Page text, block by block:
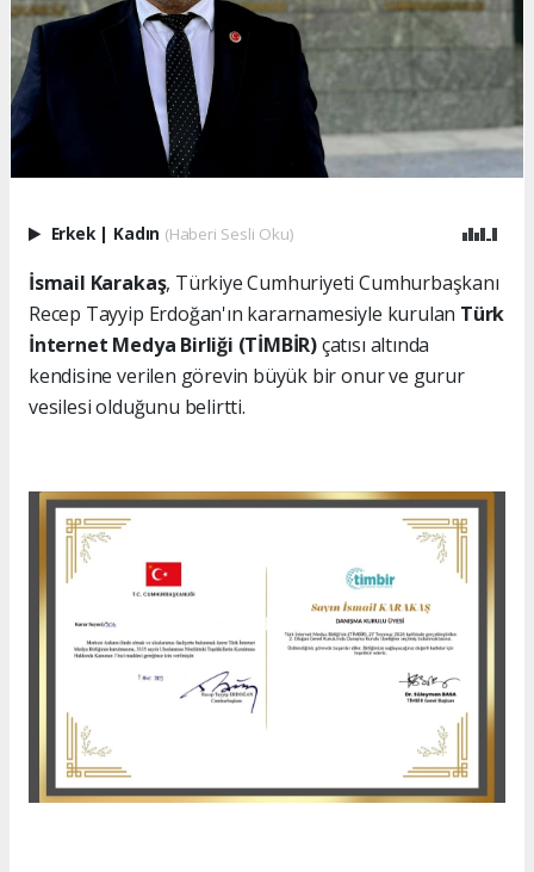
Erkek | Kadın (Haberi Sesli Oku)
İsmail Karakaş, Türkiye Cumhuriyeti Cumhurbaşkanı
Recep Tayyip Erdoğan'ın kararnamesiyle kurulan Türk
İnternet Medya Birliği (TİMBİR)çatısı altında
kendisine verilen görevin büyük bir onur ve gurur
vesilesi olduğunu belirtti.